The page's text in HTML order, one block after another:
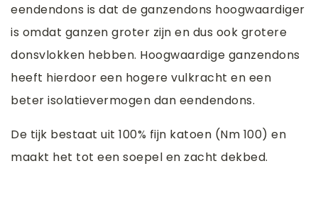
eendendons is dat de ganzendons hoogwaardiger
is omdat ganzen groter zijn en dus ook grotere
donsvlokken hebben. Hoogwaardige ganzendons
heeft hierdoor een hogere vulkracht en een
beter isolatievermogen dan eendendons.
De tijk bestaat uit 100% fijn katoen (Nm 100) en
maakt het tot een soepel en zacht dekbed.